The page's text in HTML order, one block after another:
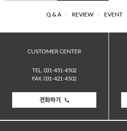
Q & A / REVIEW / EVENT
CUSTOMER CENTER
TEL. 031-451-4502
FAX. 031-421-4502
전화하기